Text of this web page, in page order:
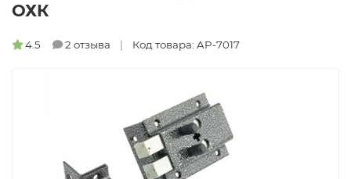
ОХК
4.5 2 отзыва Код товара: AP-7017